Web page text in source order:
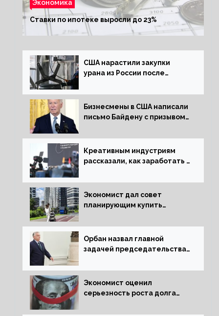
Экономика
Ставки по ипотеке выросли до 23%
США нарастили закупки
урана из России после
Бизнесмены в США написали
письмо Байдену с призывом
Креативным индустриям
рассказали, как заработать 2
экономики
Экономист дал совет
планирующим купить
Орбан назвал главной
задачей председательства
за мир
Экономист оценил
серьезность роста долга